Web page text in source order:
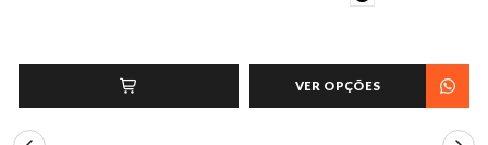
VER OPÇÕES